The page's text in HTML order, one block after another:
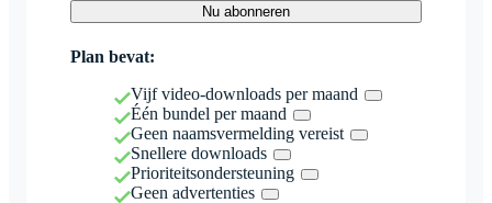
Nu abonneren
Plan bevat:
Vijf video-downloads per maand
Één bundel per maand
Geen naamsvermelding vereist
Snellere downloads
Prioriteitsondersteuning
Geen advertenties